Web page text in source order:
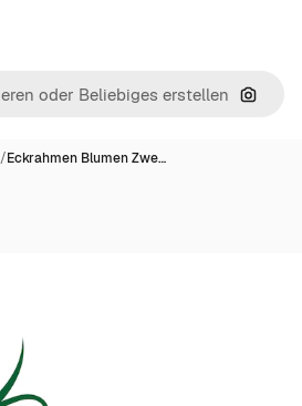
Nach
/Eckrahmen Blumen Zwe…